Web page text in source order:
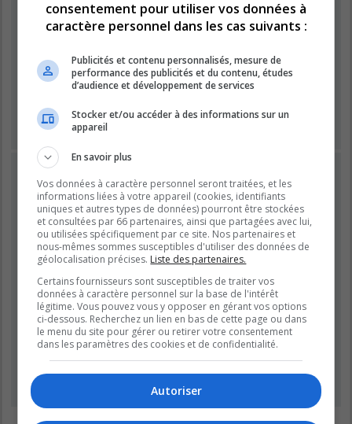
Mot de passe :
Se souvenir de moi
Masquer ma présence lors de cette session
INSCRIPTION
Vous devez être inscrit avant de pouvoir vous connecter.
L’inscription est rapide et vous offre de nombreux avantages.
Les administrateurs du forum peuvent accorder des
fonctionnalités supplémentaires aux utilisateurs inscrits. Avant
de vous inscrire, assurez-vous d’avoir pris connaissance de
nos conditions d’utilisation et de notre politique de
confidentialité. Veuillez également prendre le temps de
consulter attentivement toutes les règles du forum lors de votre
navigation.
Conditions d’utilisation|Politique de confidentialité
Inscription
consentement pour utiliser vos données à
caractère personnel dans les cas suivants :
Publicités et contenu personnalisés, mesure de
performance des publicités et du contenu, études
d’audience et développement de services
Stocker et/ou accéder à des informations sur un
appareil
En savoir plus
Vos données à caractère personnel seront traitées, et les
informations liées à votre appareil (cookies, identifiants
uniques et autres types de données) pourront être stockées
et consultées par 66 partenaires, ainsi que partagées avec lui,
ou utilisées spécifiquement par ce site. Nos partenaires et
nous-mêmes sommes susceptibles d'utiliser des données de
géolocalisation précises. Liste des partenaires.
Certains fournisseurs sont susceptibles de traiter vos
données à caractère personnel sur la base de l'intérêt
légitime. Vous pouvez vous y opposer en gérant vos options
ci-dessous. Recherchez un lien en bas de cette page ou dans
le menu du site pour gérer ou retirer votre consentement
dans les paramètres des cookies et de confidentialité.
Autoriser